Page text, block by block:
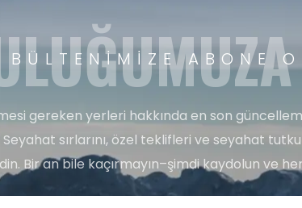
BÜLTENIMIZE ABONE
gereken yerleri hakkında en son
Seyahat sırlarını, özel teklifleri ve seyahat
Bir an bile kaçırmayın–şimdi kaydolun ve